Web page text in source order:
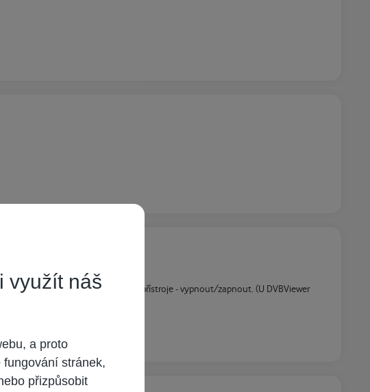
případech pomůže reset přístroje - vypnout/zapnout. (U DVBViewer
využít náš
a proto
stránek,
přizpůsobit